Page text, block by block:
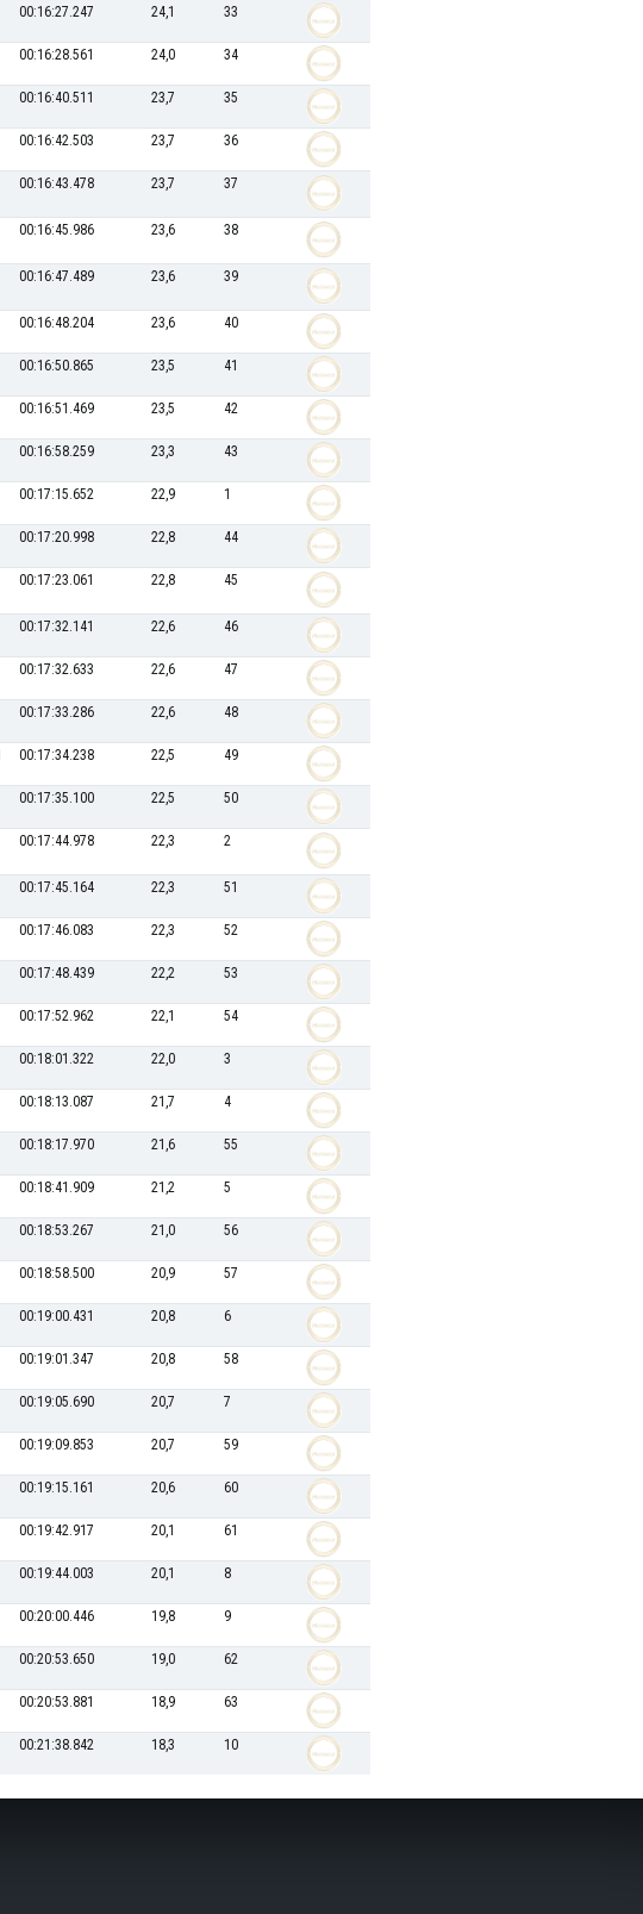
00:16:27.247 24,1 33
00:16:28.561 24,0 34
00:16:40.511 23,7 35
00:16:42.503 23,7 36
00:16:43.478 23,7 37
00:16:45.986 23,6 38
00:16:47.489 23,6 39
00:16:48.204 23,6 40
00:16:50.865 23,5 41
00:16:51.469 23,5 42
00:16:58.259 23,3 43
00:17:15.652 22,9 1
00:17:20.998 22,8 44
00:17:23.061 22,8 45
00:17:32.141 22,6 46
00:17:32.633 22,6 47
00:17:33.286 22,6 48
00:17:34.238 22,5 49
00:17:35.100 22,5 50
00:17:44.978 22,3 2
00:17:45.164 22,3 51
00:17:46.083 22,3 52
00:17:48.439 22,2 53
00:17:52.962 22,1 54
00:18:01.322 22,0 3
00:18:13.087 21,7 4
00:18:17.970 21,6 55
00:18:41.909 21,2 5
00:18:53.267 21,0 56
00:18:58.500 20,9 57
00:19:00.431 20,8 6
00:19:01.347 20,8 58
00:19:05.690 20,7 7
00:19:09.853 20,7 59
00:19:15.161 20,6 60
00:19:42.917 20,1 61
00:19:44.003 20,1 8
00:20:00.446 19,8 9
00:20:53.650 19,0 62
00:20:53.881 18,9 63
00:21:38.842 18,3 10